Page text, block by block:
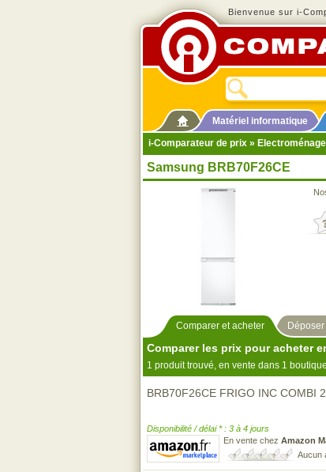
Bienvenue sur i-
Matériel informatique
i-Comparateur de prix »
Samsung BRB70F26CE
Comparer et acheter
Comparer les prix pour acheter
1 produit trouvé, en vente dans 1
BRB70F26CE FRIGO INC COMBI
Disponibilité / délai * : 3 à 4 jours
En vente chez Amazon
Aucun